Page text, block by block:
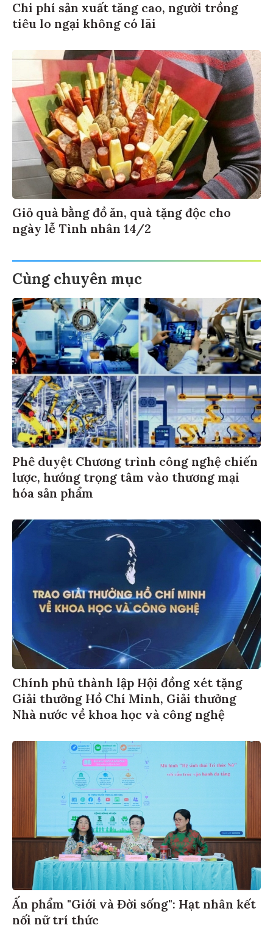
Chi phí sản xuất tăng cao, người trồng
tiêu lo ngại không có lãi
Giỏ quà bằng đồ ăn, quà tặng độc cho
ngày lễ Tình nhân 14/2
Cùng chuyên mục
Phê duyệt Chương trình công nghệ chiến
lược, hướng trọng tâm vào thương mại
hóa sản phẩm
Chính phủ thành lập Hội đồng xét tặng
Giải thưởng Hồ Chí Minh, Giải thưởng
Nhà nước về khoa học và công nghệ
Ấn phẩm "Giới và Đời sống": Hạt nhân kết
nối nữ trí thức